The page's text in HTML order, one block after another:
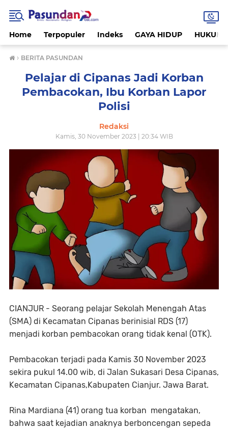
Home Terpopuler Indeks GAYA HIDUP HUKUM
› BERITA PASUNDAN
Pelajar di Cipanas Jadi Korban
Pembacokan, Ibu Korban Lapor
Polisi
Redaksi
Kamis, 30 November 2023 | 20:34 WIB
CIANJUR - Seorang pelajar Sekolah Menengah Atas
(SMA) di Kecamatan Cipanas berinisial RDS (17)
menjadi korban pembacokan orang tidak kenal (OTK).
Pembacokan terjadi pada Kamis 30 November 2023
sekira pukul 14.00 wib, di Jalan Sukasari Desa Cipanas,
Kecamatan Cipanas,Kabupaten Cianjur. Jawa Barat.
Rina Mardiana (41) orang tua korban mengatakan,
bahwa saat kejadian anaknya berboncengan sepeda